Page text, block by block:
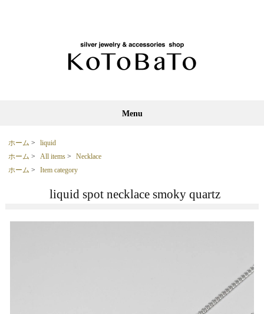
Menu
ホーム >
liquid
ホーム > All items >
Necklace
ホーム > Item category
liquid spot necklace smoky quartz